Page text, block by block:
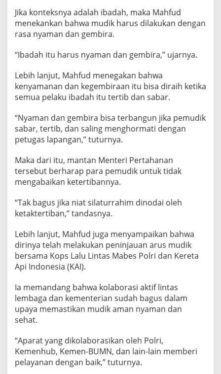
S
a
b
a
Jika konteksnya adalah ibadah, maka Mahfud
menekankan bahwa mudik harus dilakukan dengan
rasa nyaman dan gembira.
“Ibadah itu harus nyaman dan gembira,” ujarnya.
Lebih lanjut, Mahfud menegakan bahwa
kenyamanan dan kegembiraan itu bisa diraih ketika
semua pelaku ibadah itu tertib dan sabar.
“Nyaman dan gembira bisa terbangun jika pemudik
sabar, tertib, dan saling menghormati dengan
petugas lapangan,” tuturnya.
Maka dari itu, mantan Menteri Pertahanan
tersebut berharap para pemudik untuk tidak
mengabaikan ketertibannya.
“Tak bagus jika niat silaturrahim dinodai oleh
ketaktertiban,” tandasnya.
Lebih lanjut, Mahfud juga menyampaikan bahwa
dirinya telah melakukan peninjauan arus mudik
bersama Kops Lalu Lintas Mabes Polri dan Kereta
Api Indonesia (KAI).
Ia memandang bahwa kolaborasi aktif lintas
lembaga dan kementerian sudah bagus dalam
upaya memastikan mudik aman nyaman dan
sehat.
“Aparat yang dikolaborasikan oleh Polri,
Kemenhub, Kemen-BUMN, dan lain-lain memberi
pelayanan dengan baik,” tuturnya.